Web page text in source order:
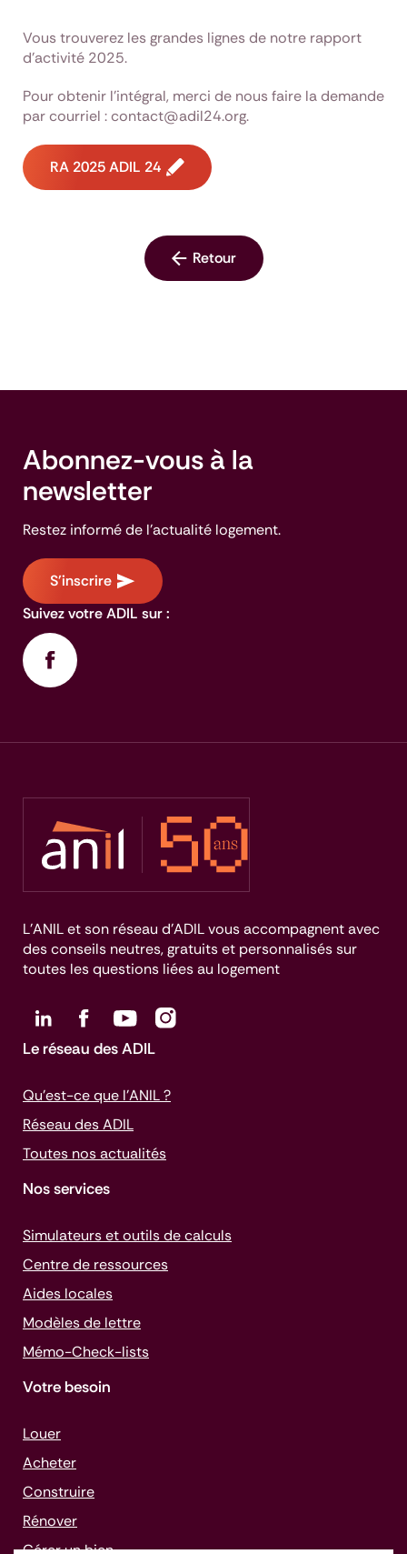
Vous trouverez les grandes lignes de notre rapport
d'activité 2025.
Pour obtenir l'intégral, merci de nous faire la demande
par courriel : contact@adil24.org.
RA 2025 ADIL 24
Retour
Abonnez-vous à la
newsletter
Restez informé de l'actualité logement.
S'inscrire
Suivez votre ADIL sur :
L’ANIL et son réseau d’ADIL vous accompagnent avec
des conseils neutres, gratuits et personnalisés sur
toutes les questions liées au logement
Le réseau des ADIL
Qu’est-ce que l’ANIL ?
Réseau des ADIL
Toutes nos actualités
Nos services
Simulateurs et outils de calculs
Centre de ressources
Aides locales
Modèles de lettre
Mémo-Check-lists
Votre besoin
Louer
Acheter
Construire
Rénover
Gérer un bien